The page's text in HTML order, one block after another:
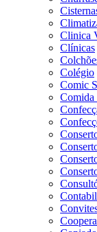
Clinica
Clínicas
Colégio
Comic
Comida